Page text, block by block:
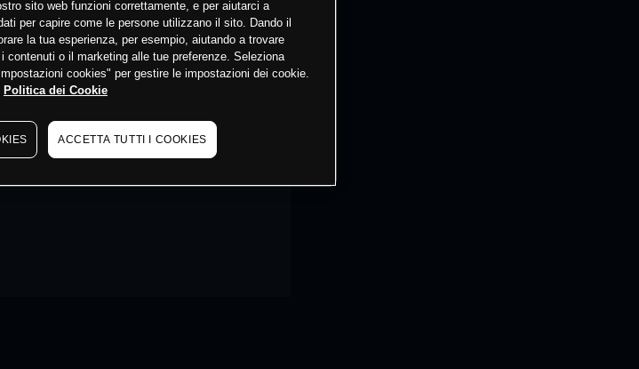
sito web funzioni correttamente, e per aiutarci a
per capire come le persone utilizzano il sito. Dando il
la tua esperienza, per esempio, aiutando a trovare
contenuti o il marketing alle tue preferenze. Seleziona
cookies" per gestire le impostazioni dei cookie.
Politica dei Cookie
ACCETTA TUTTI I COOKIES